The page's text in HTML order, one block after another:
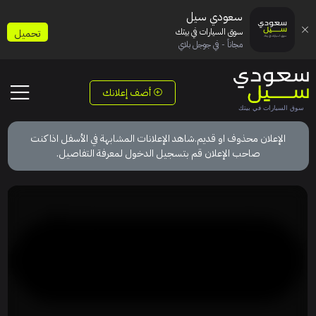
أضف إعلانك
الإعلان محذوف او قديم.شاهد الإعلانات المشابهة في الأسفل اذا كنت
صاحب الإعلان قم بتسجيل الدخول لمعرفة التفاصيل.
سعودي سيل
سوق السيارات في بيتك
مجاناً - في جوجل بلاي
تحميل